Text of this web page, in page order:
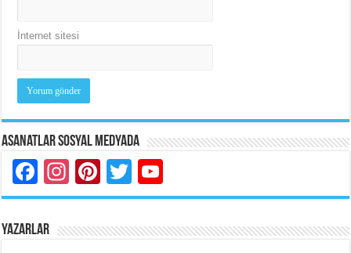
İnternet sitesi
Asanatlar Sosyal Medyada
Facebook
Instagram
Pinterest
Twitter
YAZARLAR